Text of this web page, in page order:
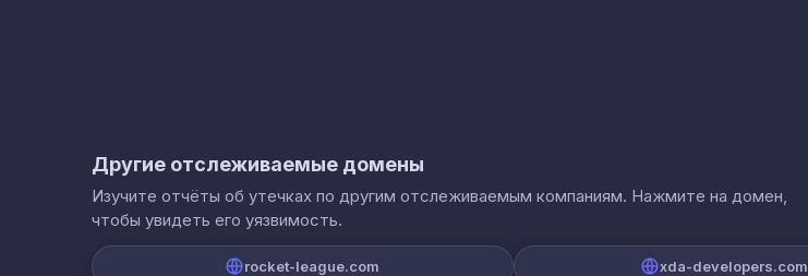
Другие отслеживаемые домены
Изучите отчёты об утечках по другим отслеживаемым компаниям. Нажмите на домен,
чтобы увидеть его уязвимость.
rocket-league.com xda-developers.com